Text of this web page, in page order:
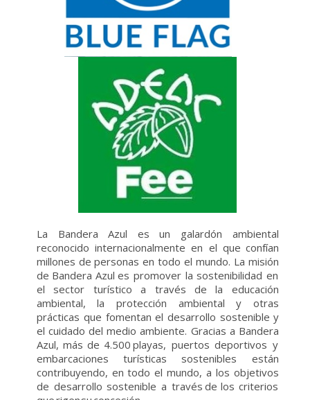
La Bandera Azul es un galardón ambiental
reconocido internacionalmente en el que confían
millones de personas en todo el mundo. La misión
de Bandera Azul es promover la sostenibilidad en
el sector turístico a través de la educación
ambiental, la protección ambiental y otras
prácticas que fomentan el desarrollo sostenible y
el cuidado del medio ambiente. Gracias a Bandera
Azul, más de 4.500 playas, puertos deportivos y
embarcaciones
turísticas sostenibles
están
contribuyendo, en todo el mundo, a los objetivos
de desarrollo sostenible a través de los criterios